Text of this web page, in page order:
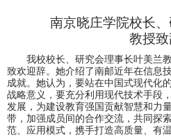
南京晓庄学院校长
教授
我校校长、研究会理事长叶美兰
致欢迎辞。她介绍了南邮近年在信息
成就。她认为，要站在中国式现代化
战略意义，要充分利用现代技术手段
发展，为建设教育强国贡献智慧和力
带，加强成员间的合作交流，共同探
范、应用模式，携手打造高质量、有